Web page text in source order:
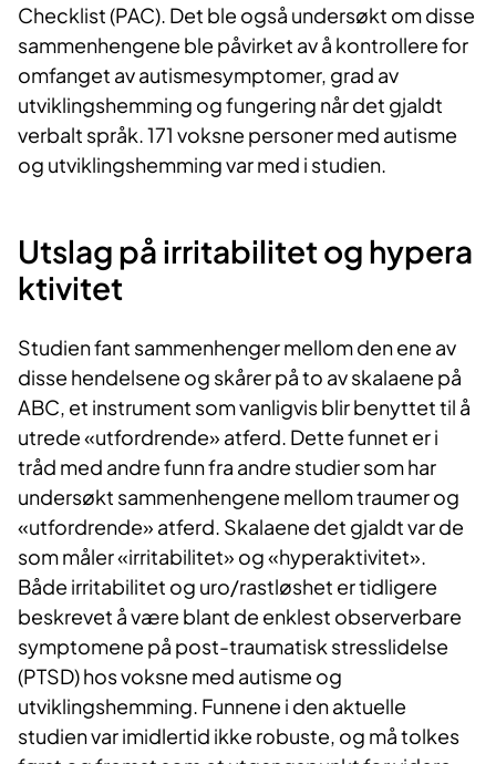
Checklist (PAC). Det ble også undersøkt om disse
sammenhengene ble påvirket av å kontrollere for
omfanget av autismesymptomer, grad av
utviklingshemming og fungering når det gjaldt
verbalt språk. 171 voksne personer med autisme
og utviklingshemming var med i studien.
Utslag på irritabilitet og hypera​​
ktivitet
Studien fant sammenhenger mellom den ene av
disse hendelsene og skårer på to av skalaene på
ABC, et instrument som vanligvis blir benyttet til å
utrede «utfordrende» atferd. Dette funnet er i
tråd med andre funn fra andre studier som har
undersøkt sammenhengene mellom traumer og
«utfordrende» atferd. Skalaene det gjaldt var de
som måler «irritabilitet» og «hyperaktivitet».
Både irritabilitet og uro/rastløshet er tidligere
beskrevet å være blant de enklest observerbare
symptomene på post-traumatisk stresslidelse
(PTSD) hos voksne med autisme og
utviklingshemming. Funnene i den aktuelle
studien var imidlertid ikke robuste, og må tolkes